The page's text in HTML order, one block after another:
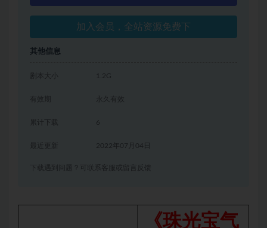
加入会员，全站资源免费下
其他信息
剧本大小 1.2G
有效期 永久有效
累计下载 6
2022年07月04日
下载遇到问题？可联系客服或留言反馈
《珠光宝气